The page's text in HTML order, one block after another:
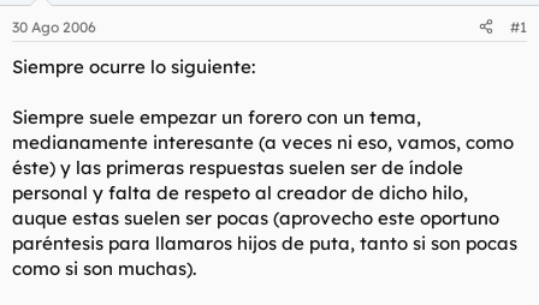
d
o
d
l
t
e
a
e
i
i
o
30 Ago 2006 #1
Siempre ocurre lo siguiente:
Siempre suele empezar un forero con un tema,
medianamente interesante (a veces ni eso, vamos, como
éste) y las primeras respuestas suelen ser de índole
personal y falta de respeto al creador de dicho hilo,
auque estas suelen ser pocas (aprovecho este oportuno
paréntesis para llamaros hijos de puta, tanto si son pocas
como si son muchas).